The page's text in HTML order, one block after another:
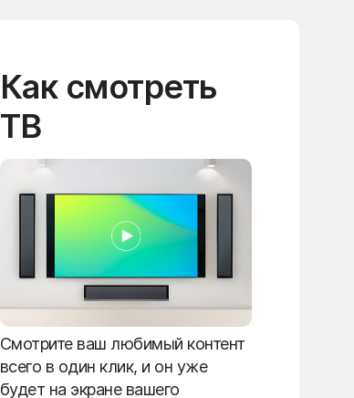
Как смотреть
ТВ
Смотрите ваш любимый контент
всего в один клик, и он уже
будет на экране вашего